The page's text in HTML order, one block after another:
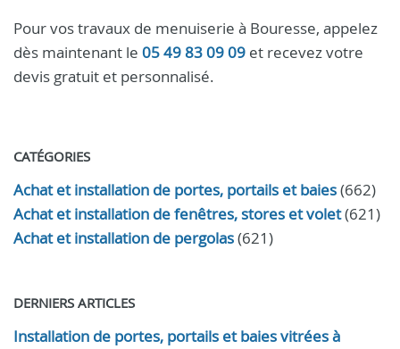
Pour vos travaux de menuiserie à Bouresse, appelez
dès maintenant le 05 49 83 09 09 et recevez votre
devis gratuit et personnalisé.
CATÉGORIES
Achat et installation de portes, portails et baies(662)
Achat et installation de fenêtres, stores et volet(621)
Achat et installation de pergolas(621)
DERNIERS ARTICLES
Installation de portes, portails et baies vitrées à